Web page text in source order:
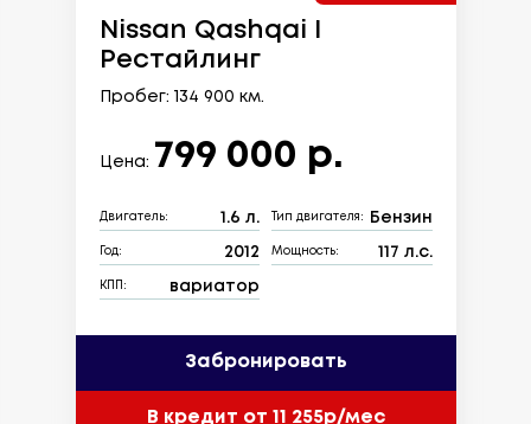
Nissan Qashqai I
Рестайлинг
Пробег: 134 900 км.
Цена: 799 000 р.
Двигатель: 1.6 л. Тип двигателя: Бензин
Год: 2012 Мощность: 117 л.с.
КПП: вариатор
Забронировать
В кредит от 11 255р/мес